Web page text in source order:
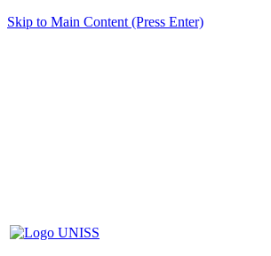
Skip to Main Content (Press Enter)